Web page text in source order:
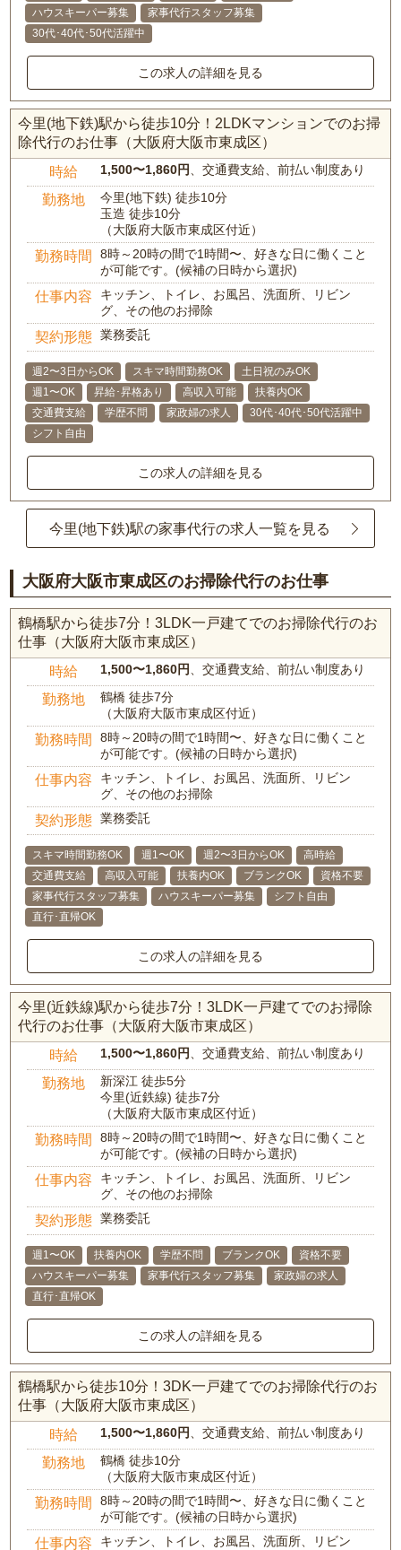
ハウスキーパー募集
家事代行スタッフ募集
30代･40代･50代活躍中
この求人の詳細を見る
今里(地下鉄)駅から徒歩10分！2LDKマンションでのお掃
除代行のお仕事（大阪府大阪市東成区）
時給 1,500〜1,860円、交通費支給、前払い制度あり
勤務地
今里(地下鉄) 徒歩10分
玉造 徒歩10分
（大阪府大阪市東成区付近）
勤務時間
8時～20時の間で1時間〜、好きな日に働くこと
が可能です。(候補の日時から選択)
仕事内容
キッチン、トイレ、お風呂、洗面所、リビン
グ、その他のお掃除
契約形態 業務委託
週2〜3日からOK スキマ時間勤務OK
土日祝のみOK
週1〜OK
昇給･昇格あり 高収入可能
扶養内OK
交通費支給
学歴不問 家政婦の求人
30代･40代･50代活躍中
シフト自由
この求人の詳細を見る
今里(地下鉄)駅の家事代行の求人一覧を見る
大阪府大阪市東成区のお掃除代行のお仕事
鶴橋駅から徒歩7分！3LDK一戸建てでのお掃除代行のお
仕事（大阪府大阪市東成区）
時給 1,500〜1,860円 、交通費支給、前払い制度あり
勤務地
鶴橋 徒歩7分
（大阪府大阪市東成区付近）
勤務時間
8時～20時の間で1時間〜、好きな日に働くこと
が可能です。(候補の日時から選択)
仕事内容
キッチン、トイレ、お風呂、洗面所、リビン
グ、その他のお掃除
契約形態 業務委託
スキマ時間勤務OK 週1〜OK 週2〜3日からOK
高時給
交通費支給
高収入可能 扶養内OK ブランクOK
資格不要
家事代行スタッフ募集
ハウスキーパー募集
シフト自由
直行･直帰OK
この求人の詳細を見る
今里(近鉄線)駅から徒歩7分！3LDK一戸建てでのお掃除
代行のお仕事（大阪府大阪市東成区）
時給 1,500〜1,860円 、交通費支給、前払い制度あり
勤務地
新深江 徒歩5分
今里(近鉄線) 徒歩7分
（大阪府大阪市東成区付近）
勤務時間
8時～20時の間で1時間〜、好きな日に働くこと
が可能です。(候補の日時から選択)
仕事内容
キッチン、トイレ、お風呂、洗面所、リビン
グ、その他のお掃除
契約形態 業務委託
週1〜OK 扶養内OK 学歴不問 ブランクOK
資格不要
ハウスキーパー募集
家事代行スタッフ募集
家政婦の求人
直行･直帰OK
この求人の詳細を見る
鶴橋駅から徒歩10分！3DK一戸建てでのお掃除代行のお
仕事（大阪府大阪市東成区）
時給 1,500〜1,860円 、交通費支給、前払い制度あり
勤務地
鶴橋 徒歩10分
（大阪府大阪市東成区付近）
勤務時間
8時～20時の間で1時間〜、好きな日に働くこと
が可能です。(候補の日時から選択)
仕事内容 キッチン、トイレ、お風呂、洗面所、リビン